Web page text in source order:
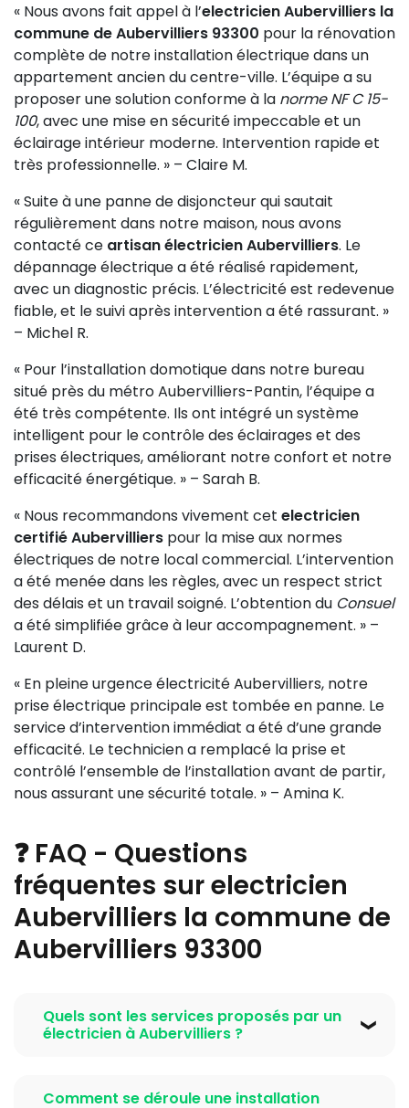
« Nous avons fait appel à l’electricien Aubervilliers la
commune de Aubervilliers 93300 pour la rénovation
complète de notre installation électrique dans un
appartement ancien du centre-ville. L’équipe a su
proposer une solution conforme à la norme NF C 15-
100, avec une mise en sécurité impeccable et un
éclairage intérieur moderne. Intervention rapide et
très professionnelle. » – Claire M.
« Suite à une panne de disjoncteur qui sautait
régulièrement dans notre maison, nous avons
contacté ce artisan électricien Aubervilliers. Le
dépannage électrique a été réalisé rapidement,
avec un diagnostic précis. L’électricité est redevenue
fiable, et le suivi après intervention a été rassurant. »
– Michel R.
« Pour l’installation domotique dans notre bureau
situé près du métro Aubervilliers-Pantin, l’équipe a
été très compétente. Ils ont intégré un système
intelligent pour le contrôle des éclairages et des
prises électriques, améliorant notre confort et notre
efficacité énergétique. » – Sarah B.
« Nous recommandons vivement cet electricien
certifié Aubervilliers pour la mise aux normes
électriques de notre local commercial. L’intervention
a été menée dans les règles, avec un respect strict
des délais et un travail soigné. L’obtention du Consuel
a été simplifiée grâce à leur accompagnement. » –
Laurent D.
« En pleine urgence électricité Aubervilliers, notre
prise électrique principale est tombée en panne. Le
service d’intervention immédiat a été d’une grande
efficacité. Le technicien a remplacé la prise et
contrôlé l’ensemble de l’installation avant de partir,
nous assurant une sécurité totale. » – Amina K.
❓ FAQ - Questions
fréquentes sur electricien
Aubervilliers la commune de
Aubervilliers 93300
Quels sont les services proposés par un
électricien à Aubervilliers ?
de services, incluant l’installation électrique
Comment se déroule une installation